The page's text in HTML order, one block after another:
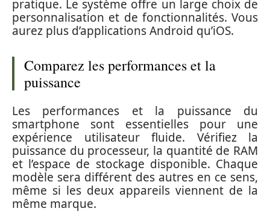
pratique. Le système offre un large choix de
personnalisation et de fonctionnalités. Vous
aurez plus d’applications Android qu’iOS.
Comparez les performances et la
puissance
Les performances et la puissance du
smartphone sont essentielles pour une
expérience utilisateur fluide. Vérifiez la
puissance du processeur, la quantité de RAM
et l’espace de stockage disponible. Chaque
modèle sera différent des autres en ce sens,
même si les deux appareils viennent de la
même marque.